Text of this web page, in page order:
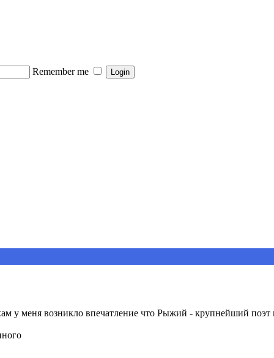
Remember me
у меня возникло впечатление что Рыжий - крупнейший